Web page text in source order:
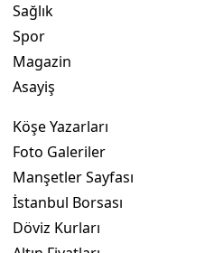
Sağlık
Spor
Magazin
Asayiş
Köşe Yazarları
Foto Galeriler
Manşetler Sayfası
İstanbul Borsası
Döviz Kurları